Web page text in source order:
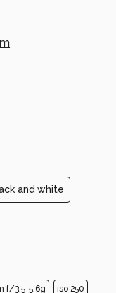
and white
f/3.5-5.6g iso 250